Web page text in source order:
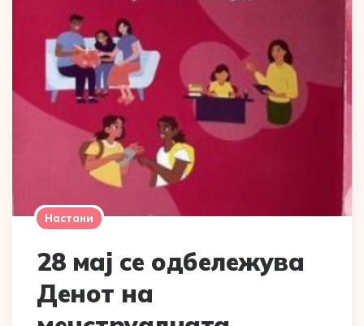
Настани
28 мај се одбележува
Денот на